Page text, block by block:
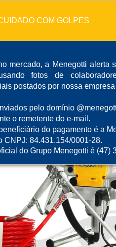
COM GOLPES
mercado, a Menegotti alerta
fotos de
postados por nossa
pelo domínio
o remetente do e-mail.
do pagamento é a
CNPJ: 84.431.154/0001-28.
do Grupo Menegotti é (47)